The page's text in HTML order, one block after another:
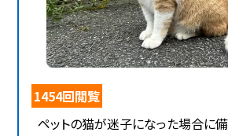
1454回閲覧
ペットの猫が迷子になった場合に